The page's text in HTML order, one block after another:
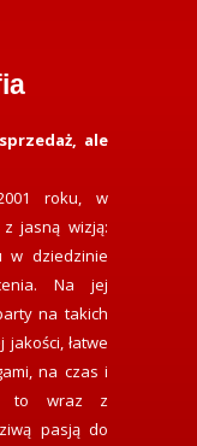
ale
roku, w
z jasną wizją:
w dziedzinie
Na jej
na takich
łatwe
na czas i
to wraz z
pasją do